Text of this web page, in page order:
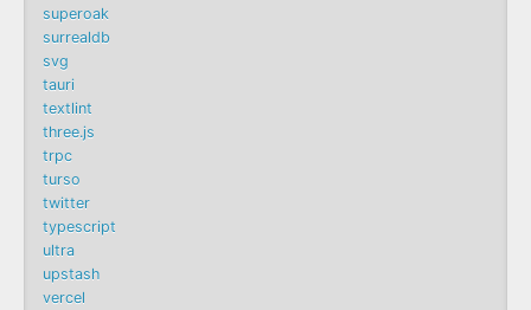
superoak
surrealdb
svg
tauri
textlint
three.js
trpc
turso
twitter
typescript
ultra
upstash
vercel